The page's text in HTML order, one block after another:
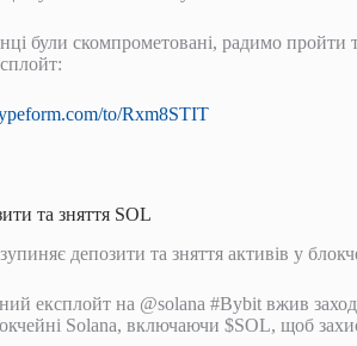
були скомпрометовані, радимо пройти
to/Rxm8STIT
та зняття SOL
депозити та зняття активів у
експлойт на @solana #Bybit вжив
Solana, включаючи $SOL, щоб